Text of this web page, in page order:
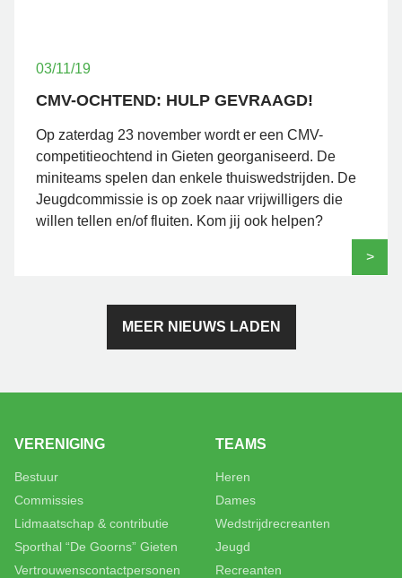
03/11/19
CMV-OCHTEND: HULP GEVRAAGD!
Op zaterdag 23 november wordt er een CMV-
competitieochtend in Gieten georganiseerd. De
miniteams spelen dan enkele thuiswedstrijden. De
Jeugdcommissie is op zoek naar vrijwilligers die
willen tellen en/of fluiten. Kom jij ook helpen?
>
MEER NIEUWS LADEN
VERENIGING
Bestuur
Commissies
Lidmaatschap & contributie
Sporthal “De Goorns” Gieten
Vertrouwenscontactpersonen
TEAMS
Heren
Dames
Wedstrijdrecreanten
Jeugd
Recreanten